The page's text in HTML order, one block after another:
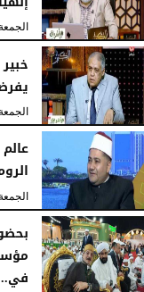
الجمعة، 7 أغسطس 2026 10:15 مـ
الجمعة، 7 أغسطس
الجمعة، 7 أغسطس
الجمعة، 7 أغسطس